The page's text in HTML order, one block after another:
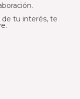
de tu interés, te